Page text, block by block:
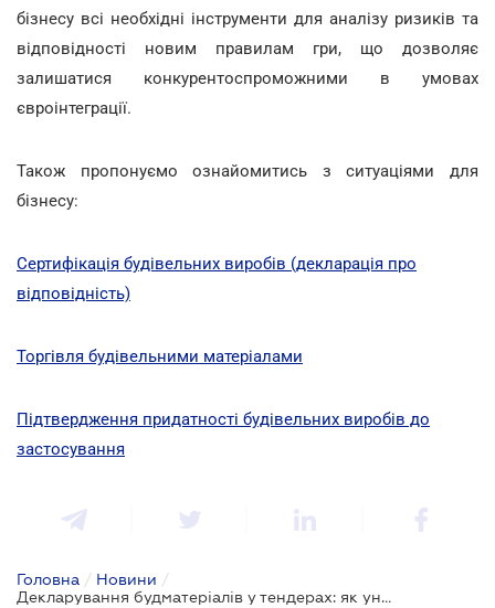
бізнесу всі необхідні інструменти для аналізу ризиків та
відповідності новим правилам гри, що дозволяє
залишатися конкурентоспроможними в умовах
євроінтеграції.
Також пропонуємо ознайомитись з ситуаціями для
бізнесу:
Сертифікація будівельних виробів (декларація про
відповідність)
Торгівля будівельними матеріалами
Підтвердження придатності будівельних виробів до
застосування
Головна / Новини /
Декларування будматеріалів у тендерах: як уникнути дискримінації та юридичних колізій